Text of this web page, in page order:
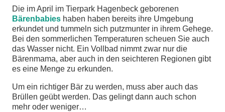
Die im April im Tierpark Hagenbeck geborenen
Bärenbabies haben haben bereits ihre Umgebung
erkundet und tummeln sich putzmunter in ihrem Gehege.
Bei den sommerlichen Temperaturen scheuen Sie auch
das Wasser nicht. Ein Vollbad nimmt zwar nur die
Bärenmama, aber auch in den seichteren Regionen gibt
es eine Menge zu erkunden.
Um ein richtiger Bär zu werden, muss aber auch das
Brüllen geübt werden. Das gelingt dann auch schon
mehr oder weniger…